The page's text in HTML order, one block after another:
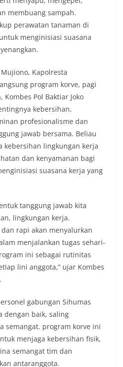
membuang sampah.
perawatan tanaman di
menginisiasi suasana
Mujiono, Kapolresta
program korve, pagi
Pol Baktiar Joko
kebersihan,
profesionalisme dan
jawab bersama. Beliau
kebersihan lingkungan kerja
dan kenyamanan bagi
suasana kerja yang
tanggung jawab kita
lingkungan kerja.
rapi akan menyalurkan
menjalankan tugas sehari-
ini sebagai rutinitas
lini anggota,” ujar Kombes
gabungan Sihumas
dengan baik, saling
semangat. program korve ini
menjaga kebersihan fisik,
semangat tim dan
antaranggota.